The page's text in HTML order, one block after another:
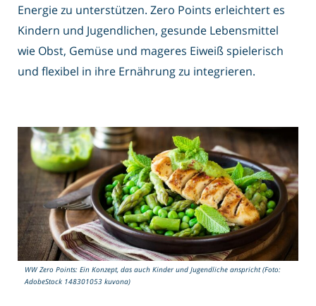
Energie zu unterstützen. Zero Points erleichtert es
Kindern und Jugendlichen, gesunde Lebensmittel
wie Obst, Gemüse und mageres Eiweiß spielerisch
und flexibel in ihre Ernährung zu integrieren.
WW Zero Points: Ein Konzept, das auch Kinder und Jugendliche anspricht (Foto:
AdobeStock 148301053 kuvona)